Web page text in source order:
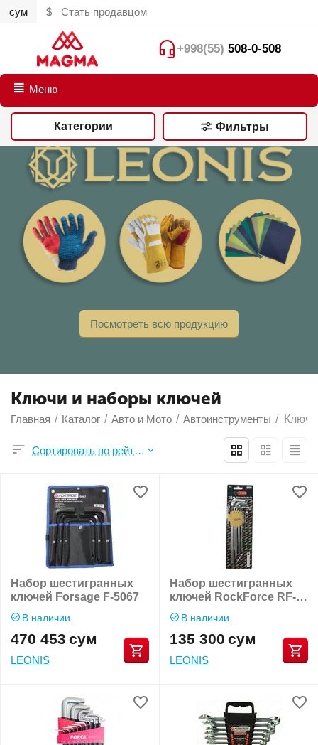
сум $ Стать продавцом
+998(55) 508-0-508
Меню
Категории Фильтры
Посмотреть всю продукцию
Ключи и наборы ключей
Главная / Каталог / Авто и Мото / Автоинструменты /
Сортировать по рейтингу продавца
Набор шестигранных
ключей Forsage F-5067
В наличии
470 453 сум
LEONIS
Набор шестигранных
ключей RockForce RF-
5102XL
В наличии
135 300 сум
LEONIS